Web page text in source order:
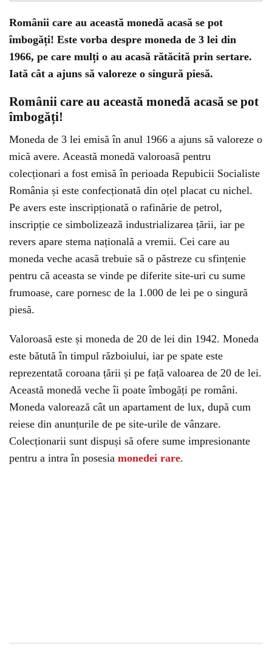
Românii care au această monedă acasă se pot
îmbogăți! Este vorba despre moneda de 3 lei din
1966, pe care mulți o au acasă rătăcită prin sertare.
Iată cât a ajuns să valoreze o singură piesă.
Românii care au această monedă acasă se pot
îmbogăți!
Moneda de 3 lei emisă în anul 1966 a ajuns să valoreze o
mică avere. Această monedă valoroasă pentru
colecționari a fost emisă în perioada Repubicii Socialiste
România și este confecționată din oțel placat cu nichel.
Pe avers este inscripționată o rafinărie de petrol,
inscripție ce simbolizează industrializarea țării, iar pe
revers apare stema națională a vremii. Cei care au
moneda veche acasă trebuie să o păstreze cu sfințenie
pentru că aceasta se vinde pe diferite site-uri cu sume
frumoase, care pornesc de la 1.000 de lei pe o singură
piesă.
Valoroasă este și moneda de 20 de lei din 1942. Moneda
este bătută în timpul războiului, iar pe spate este
reprezentată coroana țării și pe față valoarea de 20 de lei.
Această monedă veche îi poate îmbogăți pe români.
Moneda valorează cât un apartament de lux, după cum
reiese din anunțurile de pe site-urile de vânzare.
Colecționarii sunt dispuși să ofere sume impresionante
pentru a intra în posesia monedei rare.